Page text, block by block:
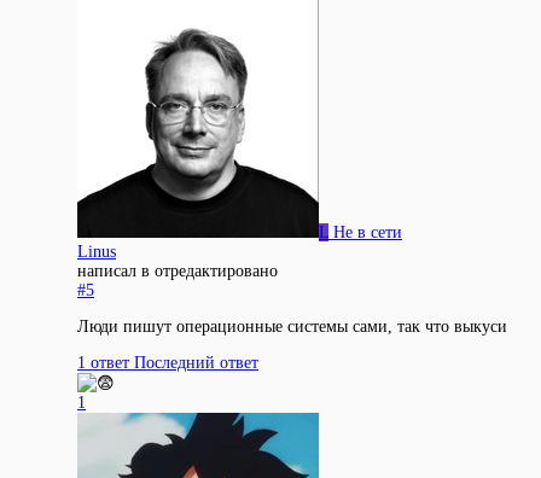
L Не в сети
Linus
написал в отредактировано
#5
Люди пишут операционные системы сами, так что выкуси
1 ответ Последний ответ
1